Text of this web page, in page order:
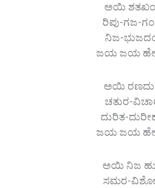
ಅಯಿ
ರಿಪು-ಗಜ-
ನಿಜ-
ಜಯ ಜಯ ಹೇ
ಅಯಿ
ಚತುರ-
ದುರಿತ-
ಜಯ ಜಯ ಹೇ
ಅಯಿ ನಿಜ
ಸಮರ-